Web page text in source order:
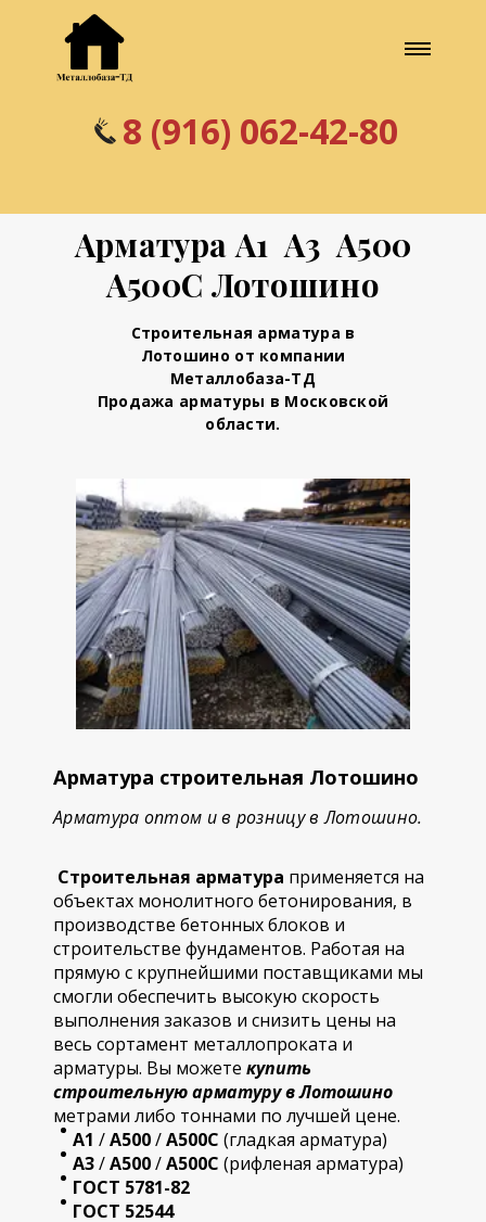
8 (916) 062-42-80
Арматура А1 А3 А500
А500С Лотошино
Строительная арматура в
Лотошино от компании
Металлобаза-ТД
Продажа арматуры в Московской
области.
Арматура строительная Лотошино
Арматура оптом и в розницу в Лотошино.
Строительная арматура применяется на
объектах монолитного бетонирования, в
производстве бетонных блоков и
строительстве фундаментов. Работая на
прямую с крупнейшими поставщиками мы
смогли обеспечить высокую скорость
выполнения заказов и снизить цены на
весь сортамент металлопроката и
арматуры. Вы можете купить
строительнуюарматуру в Лотошино
метрами либо тоннами по лучшей цене.
А1 /А500/А500С (гладкая арматура)
А3/А500/А500С (рифленая арматура)
ГОСТ 5781-82
ГОСТ 52544